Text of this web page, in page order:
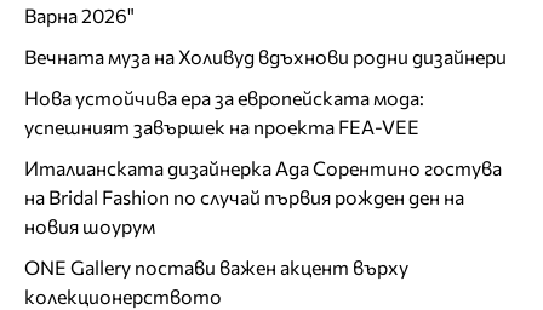
Варна 2026"
Вечната муза на Холивуд вдъхнови родни дизайнери
Нова устойчива ера за европейската мода:
успешният завършек на проекта FEA-VEE
Италианската дизайнерка Ада Сорентино гостува
на Bridal Fashion по случай първия рожден ден на
новия шоурум
ONE Gallery постави важен акцент върху
колекционерството